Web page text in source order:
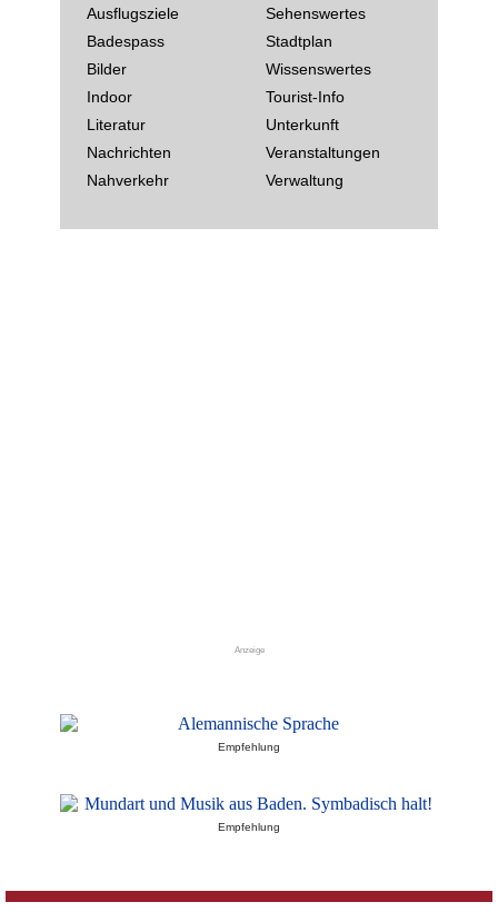
Ausflugsziele
Badespass
Bilder
Indoor
Literatur
Nachrichten
Nahverkehr
Sehenswertes
Stadtplan
Wissenswertes
Tourist-Info
Unterkunft
Veranstaltungen
Verwaltung
Anzeige
Empfehlung
Empfehlung